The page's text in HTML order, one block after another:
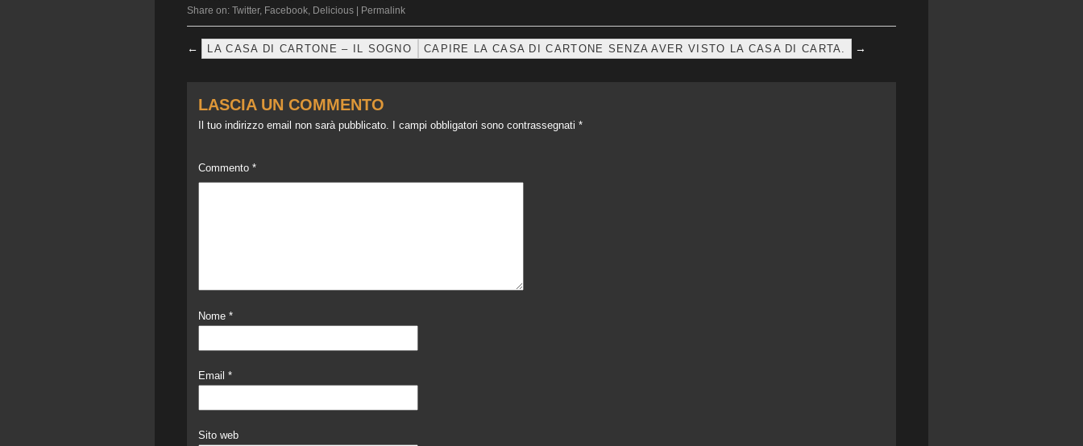
Share on: Twitter, Facebook Delicious Permalink
← LA CASA DI CARTONE – IL SOGNO CAPIRE LA CASA DI CARTONE SENZA AVER VISTO LA CASA DI CARTA. →
LASCIA UN COMMENTO
Il tuo indirizzo email non sarà pubblicato. I campi obbligatori sono contrassegnati*
Commento*
Nome*
Email*
Sito web